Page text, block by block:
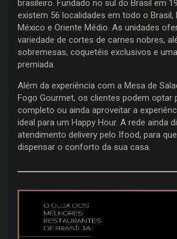
brasileiro. Fundado no sul do Brasil em
existem 56 localidades em todo o Brasil,
México e Oriente Médio. As unidades
variedade de cortes de carnes nobres,
sobremesas, coquetéis exclusivos e
premiada.
Além da experiência com a Mesa de
Fogo Gourmet, os clientes podem optar
completo ou ainda aproveitar a
ideal para um Happy Hour. A rede ainda
atendimento delivery pelo Ifood, para
dispensar o conforto da sua casa.